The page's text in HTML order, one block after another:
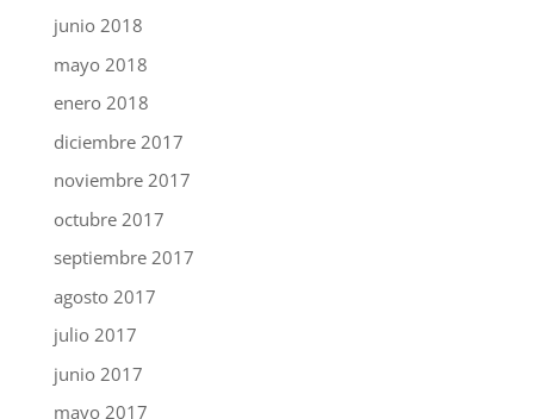
junio 2018
mayo 2018
enero 2018
diciembre 2017
noviembre 2017
octubre 2017
septiembre 2017
agosto 2017
julio 2017
junio 2017
mayo 2017